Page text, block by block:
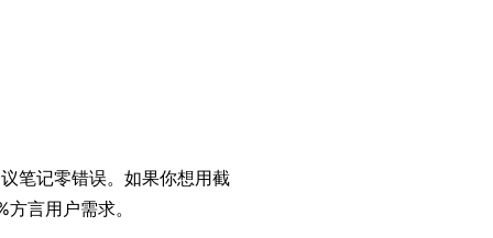
笔记零错误。如果你想用截
言用户需求。